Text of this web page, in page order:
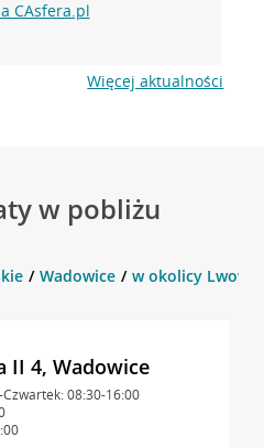
CAsfera.pl
Więcej aktualności
w pobliżu
Wadowice w okolicy
II 4, Wadowice
Czwartek: 08:30-16:00